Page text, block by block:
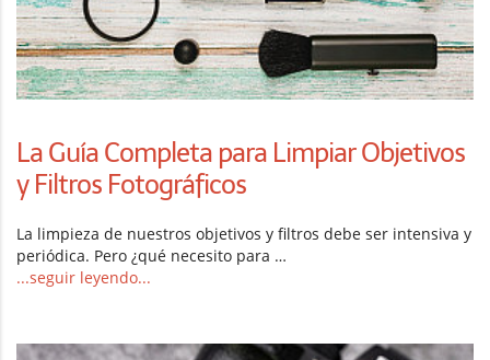
La Guía Completa para Limpiar Objetivos
y Filtros Fotográficos
La limpieza de nuestros objetivos y filtros debe ser intensiva y
periódica. Pero ¿qué necesito para …
...seguir leyendo...